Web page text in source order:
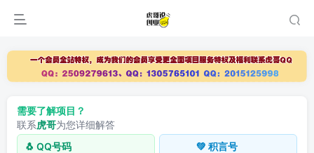
需要了解项目？
联系虎哥为您详细解答
🐧 QQ号码
💚 积言号